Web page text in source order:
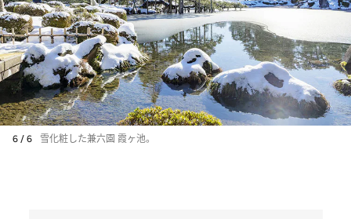
6 / 6 雪化粧した兼六園 霞ヶ池。